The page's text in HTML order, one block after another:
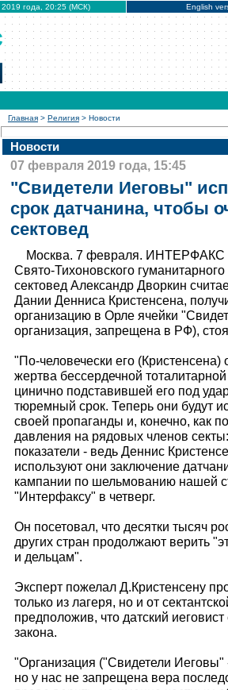
года, 20:25 (МСК) English
Главная > Религия > Новости
Новости
07 февраля 2019 года, 15:45
"Свидетели Иеговы"
срок датчанина, чтобы
сектовед
Москва. 7 февраля. ИНТЕРФАКС
Свято-Тихоновского
сектовед Александр Дворкин
Дании Денниса Кристенсена,
организацию в Орле ячейки
организация, запрещена в РФ),
"По-человечески его
жертва бессердечной
цинично подставившей его под
тюремный срок. Теперь они будут
своей пропаганды и, конечно, как
давления на рядовых членов
показатели - ведь Деннис
используют они заключение
кампании по шельмованию нашей
"Интерфаксу" в четверг.
Он посетовал, что десятки тысяч
других стран продолжают верить
и дельцам".
Эксперт пожелал Д.Кристенсену
только из лагеря, но и от
предположив, что датский
закона.
"Организация ("Свидетели Иеговы"
но у нас не запрещена вера